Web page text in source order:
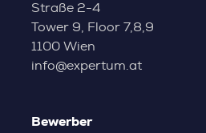
Straße 2-4
Tower 9, Floor 7,8,9
1100 Wien
info@expertum.at
Bewerber